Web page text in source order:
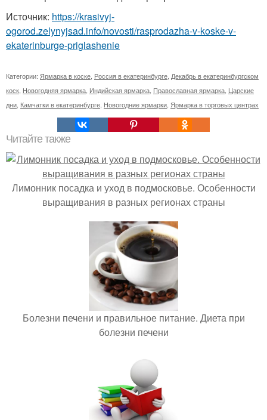
Источник: https://krasivyj-
ogorod.zelynyjsad.info/novosti/rasprodazha-v-koske-v-
ekaterinburge-priglashenie
Категории: Ярмарка в коске Россия в екатеринбурге Декабрь в екатеринбургском
коск Новогодняя ярмарка Индийская ярмарка Православная ярмарка Царские
дни Камчатки в екатеринбурге Новогодние ярмарки Ярмарка в торговых центрах
Читайте также
Лимонник посадка и уход в подмосковье. Особенности
выращивания в разных регионах страны
Болезни печени и правильное питание. Диета при
болезни печени